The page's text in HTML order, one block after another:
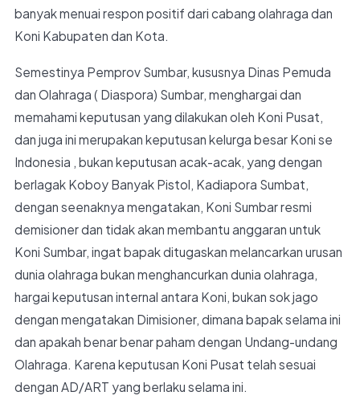
banyak menuai respon positif dari cabang olahraga dan
Koni Kabupaten dan Kota.
Semestinya Pemprov Sumbar, kususnya Dinas Pemuda
dan Olahraga ( Diaspora) Sumbar, menghargai dan
memahami keputusan yang dilakukan oleh Koni Pusat,
dan juga ini merupakan keputusan kelurga besar Koni se
Indonesia , bukan keputusan acak-acak, yang dengan
berlagak Koboy Banyak Pistol, Kadiapora Sumbat,
dengan seenaknya mengatakan, Koni Sumbar resmi
demisioner dan tidak akan membantu anggaran untuk
Koni Sumbar, ingat bapak ditugaskan melancarkan urusan
dunia olahraga bukan menghancurkan dunia olahraga,
hargai keputusan internal antara Koni, bukan sok jago
dengan mengatakan Dimisioner, dimana bapak selama ini
dan apakah benar benar paham dengan Undang-undang
Olahraga. Karena keputusan Koni Pusat telah sesuai
dengan AD/ART yang berlaku selama ini.